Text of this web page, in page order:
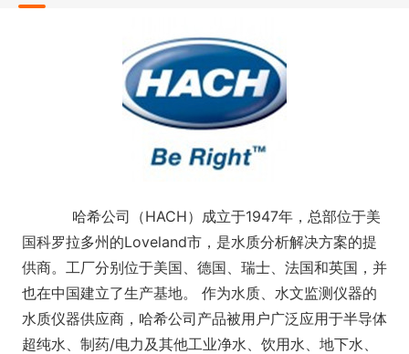
哈希公司（HACH）成立于1947年，总部位于美
国科罗拉多州的Loveland市，是水质分析解决方案的提
供商。工厂分别位于美国、德国、瑞士、法国和英国，并
也在中国建立了生产基地。 作为水质、水文监测仪器的
水质仪器供应商，哈希公司产品被用户广泛应用于半导体
超纯水、制药/电力及其他工业净水、饮用水、地下水、